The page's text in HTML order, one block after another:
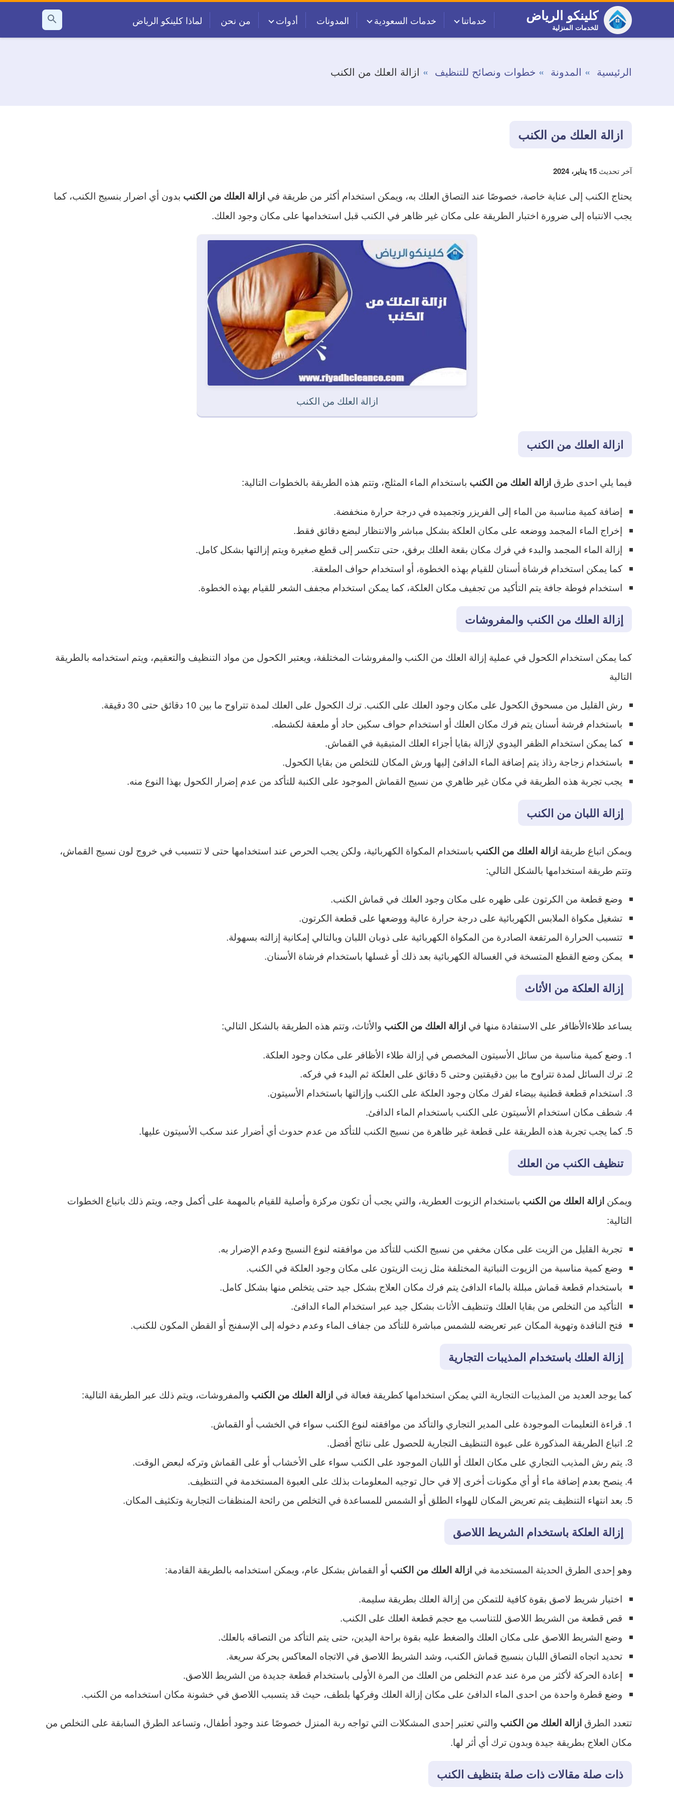
كلينكو الرياض
للخدمات المنزلية
خدماتنا خدمات السعودية المدونات أدوات من نحن لماذا كلينكو الرياض
بحث
عن
الرئيسية المدونة خطوات ونصائح للتنظيف ازالة العلك من الكنب
ازالة العلك من الكنب
آخر تحديث 15 يناير، 2024
يحتاج الكنب إلى عناية خاصة، خصوصًا عند التصاق العلك به، ويمكن استخدام أكثر من طريقة في ازالة العلك من الكنب بدون أي اضرار بنسيج الكنب، كما
يجب الانتباه إلى ضرورة اختبار الطريقة على مكان غير ظاهر في الكنب قبل استخدامها على مكان وجود العلك.
ازالة العلك من الكنب
ازالة العلك من الكنب
فيما يلي احدى طرق ازالة العلك من الكنب باستخدام الماء المثلج، وتتم هذه الطريقة بالخطوات التالية:
إضافة كمية مناسبة من الماء إلى الفريزر وتجميده في درجة حرارة منخفضة.
إخراج الماء المجمد ووضعه على مكان العلكة بشكل مباشر والانتظار لبضع دقائق فقط.
إزالة الماء المجمد والبدء في فرك مكان بقعة العلك برفق، حتى تتكسر إلى قطع صغيرة ويتم إزالتها بشكل كامل.
كما يمكن استخدام فرشاة أسنان للقيام بهذه الخطوة، أو استخدام حواف الملعقة.
استخدام فوطة جافة يتم التأكيد من تجفيف مكان العلكة، كما يمكن استخدام مجفف الشعر للقيام بهذه الخطوة.
إزالة العلك من الكنب والمفروشات
كما يمكن استخدام الكحول في عملية إزالة العلك من الكنب والمفروشات المختلفة، ويعتبر الكحول من مواد التنظيف والتعقيم، ويتم استخدامه بالطريقة
التالية
رش القليل من مسحوق الكحول على مكان وجود العلك على الكنب. ترك الكحول على العلك لمدة تتراوح ما بين 10 دقائق حتى 30 دقيقة.
باستخدام فرشة أسنان يتم فرك مكان العلك أو استخدام حواف سكين حاد أو ملعقة لكشطه.
كما يمكن استخدام الظفر اليدوي لإزالة بقايا أجزاء العلك المتبقية في القماش.
باستخدام زجاجة رذاذ يتم إضافة الماء الدافئ إليها ورش المكان للتخلص من بقايا الكحول.
يجب تجربة هذه الطريقة في مكان غير ظاهري من نسيج القماش الموجود على الكنبة للتأكد من عدم إضرار الكحول بهذا النوع منه.
إزالة اللبان من الكنب
ويمكن اتباع طريقة ازالة العلك من الكنب باستخدام المكواة الكهربائية، ولكن يجب الحرص عند استخدامها حتى لا تتسبب في خروج لون نسيج القماش،
وتتم طريقة استخدامها بالشكل التالي:
وضع قطعة من الكرتون على ظهره على مكان وجود العلك في قماش الكنب.
تشغيل مكواة الملابس الكهربائية على درجة حرارة عالية ووضعها على قطعة الكرتون.
تتسبب الحرارة المرتفعة الصادرة من المكواة الكهربائية على ذوبان اللبان وبالتالي إمكانية إزالته بسهولة.
يمكن وضع القطع المتسخة في الغسالة الكهربائية بعد ذلك أو غسلها باستخدام فرشاة الأسنان.
إزالة العلكة من الأثاث
يساعد طلاءالأظافر على الاستفادة منها في ازالة العلك من الكنب والأثاث، وتتم هذه الطريقة بالشكل التالي:
وضع كمية مناسبة من سائل الأسيتون المخصص في إزالة طلاء الأظافر على مكان وجود العلكة.
ترك السائل لمدة تتراوح ما بين دقيقتين وحتى 5 دقائق على العلكة ثم البدء في فركه.
استخدام قطعة قطنية بيضاء لفرك مكان وجود العلكة على الكنب وإزالتها باستخدام الأسيتون.
شطف مكان استخدام الأسيتون على الكنب باستخدام الماء الدافئ.
كما يجب تجربة هذه الطريقة على قطعة غير ظاهرة من نسيج الكنب للتأكد من عدم حدوث أي أضرار عند سكب الأسيتون عليها.
تنظيف الكنب من العلك
ويمكن ازالة العلك من الكنب باستخدام الزيوت العطرية، والتي يجب أن تكون مركزة وأصلية للقيام بالمهمة على أكمل وجه، ويتم ذلك باتباع الخطوات
التالية:
تجربة القليل من الزيت على مكان مخفي من نسيج الكنب للتأكد من موافقته لنوع النسيج وعدم الإضرار به.
وضع كمية مناسبة من الزيوت النباتية المختلفة مثل زيت الزيتون على مكان وجود العلكة في الكنب.
باستخدام قطعة قماش مبللة بالماء الدافئ يتم فرك مكان العلاج بشكل جيد حتى يتخلص منها بشكل كامل.
التأكيد من التخلص من بقايا العلك وتنظيف الأثاث بشكل جيد عبر استخدام الماء الدافئ.
فتح النافدة وتهوية المكان عبر تعريضه للشمس مباشرة للتأكد من جفاف الماء وعدم دخوله إلى الإسفنج أو القطن المكون للكنب.
إزالة العلك باستخدام المذيبات التجارية
كما يوجد العديد من المذيبات التجارية التي يمكن استخدامها كطريقة فعالة في ازالة العلك من الكنب والمفروشات، ويتم ذلك عبر الطريقة التالية:
قراءة التعليمات الموجودة على المدير التجاري والتأكد من موافقته لنوع الكنب سواء في الخشب أو القماش.
اتباع الطريقة المذكورة على عبوة التنظيف التجارية للحصول على نتائج أفضل.
يتم رش المذيب التجاري على مكان العلك أو اللبان الموجود على الكنب سواء على الأخشاب أو على القماش وتركه لبعض الوقت.
ينصح بعدم إضافة ماء أو أي مكونات أخرى إلا في حال توجيه المعلومات بذلك على العبوة المستخدمة في التنظيف.
بعد انتهاء التنظيف يتم تعريض المكان للهواء الطلق أو الشمس للمساعدة في التخلص من رائحة المنظفات التجارية وتكثيف المكان.
إزالة العلكة باستخدام الشريط اللاصق
وهو إحدى الطرق الحديثة المستخدمة في ازالة العلك من الكنب أو القماش بشكل عام، ويمكن استخدامه بالطريقة القادمة:
اختيار شريط لاصق بقوة كافية للتمكن من إزالة العلك بطريقة سليمة.
قص قطعة من الشريط اللاصق للتناسب مع حجم قطعة العلك على الكنب.
وضع الشريط اللاصق على مكان العلك والضغط عليه بقوة براحة اليدين، حتى يتم التأكد من التصاقه بالعلك.
تحديد اتجاه التصاق اللبان بنسيج قماش الكنب، وشد الشريط اللاصق في الاتجاه المعاكس بحركة سريعة.
إعادة الحركة لأكثر من مرة عند عدم التخلص من العلك من المرة الأولى باستخدام قطعة جديدة من الشريط اللاصق.
وضع قطرة واحدة من احدى الماء الدافئ على مكان إزالة العلك وفركها بلطف، حيث قد يتسبب اللاصق في خشونة مكان استخدامه من الكنب.
تتعدد الطرق ازالة العلك من الكنب والتي تعتبر إحدى المشكلات التي تواجه ربة المنزل خصوصًا عند وجود أطفال، وتساعد الطرق السابقة على التخلص من
مكان العلاج بطريقة جيدة وبدون ترك أي أثر لها.
ذات صلة مقالات ذات صلة بتنظيف الكنب